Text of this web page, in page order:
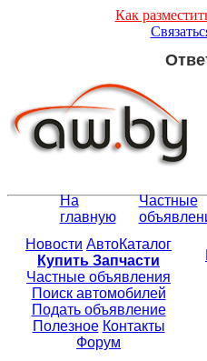
Как
На
главную
Частные
Новости АвтоКаталог
Купить Запчасти
Частные объявления
Поиск автомобилей
Подать объявление
Полезное Контакты
Форум